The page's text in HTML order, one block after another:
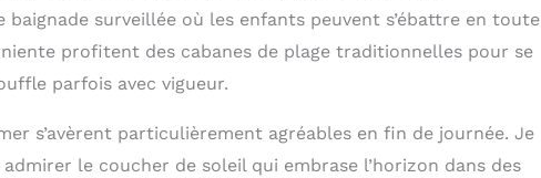
surveillée où les enfants peuvent s’ébattre en toute
profitent des cabanes de plage traditionnelles pour se
parfois avec vigueur.
s’avèrent particulièrement agréables en fin de journée. Je
le coucher de soleil qui embrase l’horizon dans des